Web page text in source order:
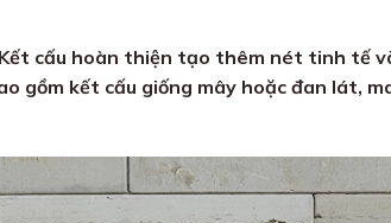
cấu hoàn thiện tạo thêm nét tinh tế
gồm kết cấu giống mây hoặc đan lát,